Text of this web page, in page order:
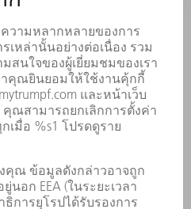
การสมัครรับจดหมายข่าว
TRUMPF